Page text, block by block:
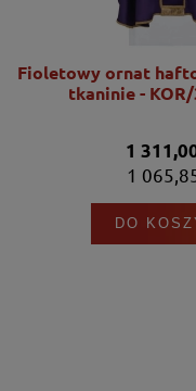
Fioletowy ornat
tkaninie -
1
1
DO